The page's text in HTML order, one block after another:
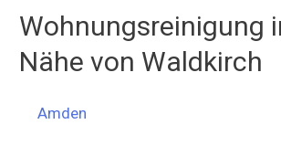
Wohnungsreinigung
Nähe von Waldkirch
Amden